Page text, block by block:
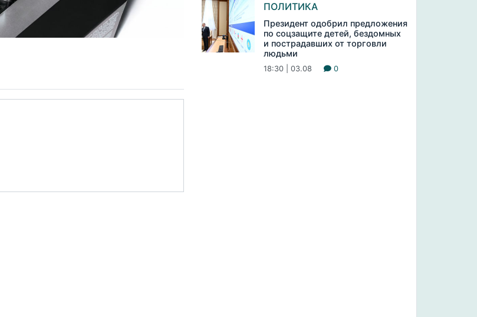
ПОЛИТИКА
Президент одобрил предложения
по соцзащите детей, бездомных
и пострадавших от торговли
людьми
18:30 | 03.08 0